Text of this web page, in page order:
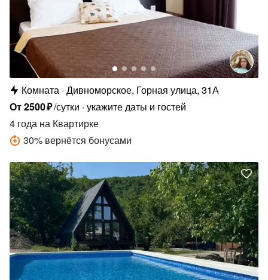
Комната Дивноморское, Горная улица, 31А
От2500₽/сутки укажите даты и гостей
4 года на Квартирке
30% вернётся бонусами